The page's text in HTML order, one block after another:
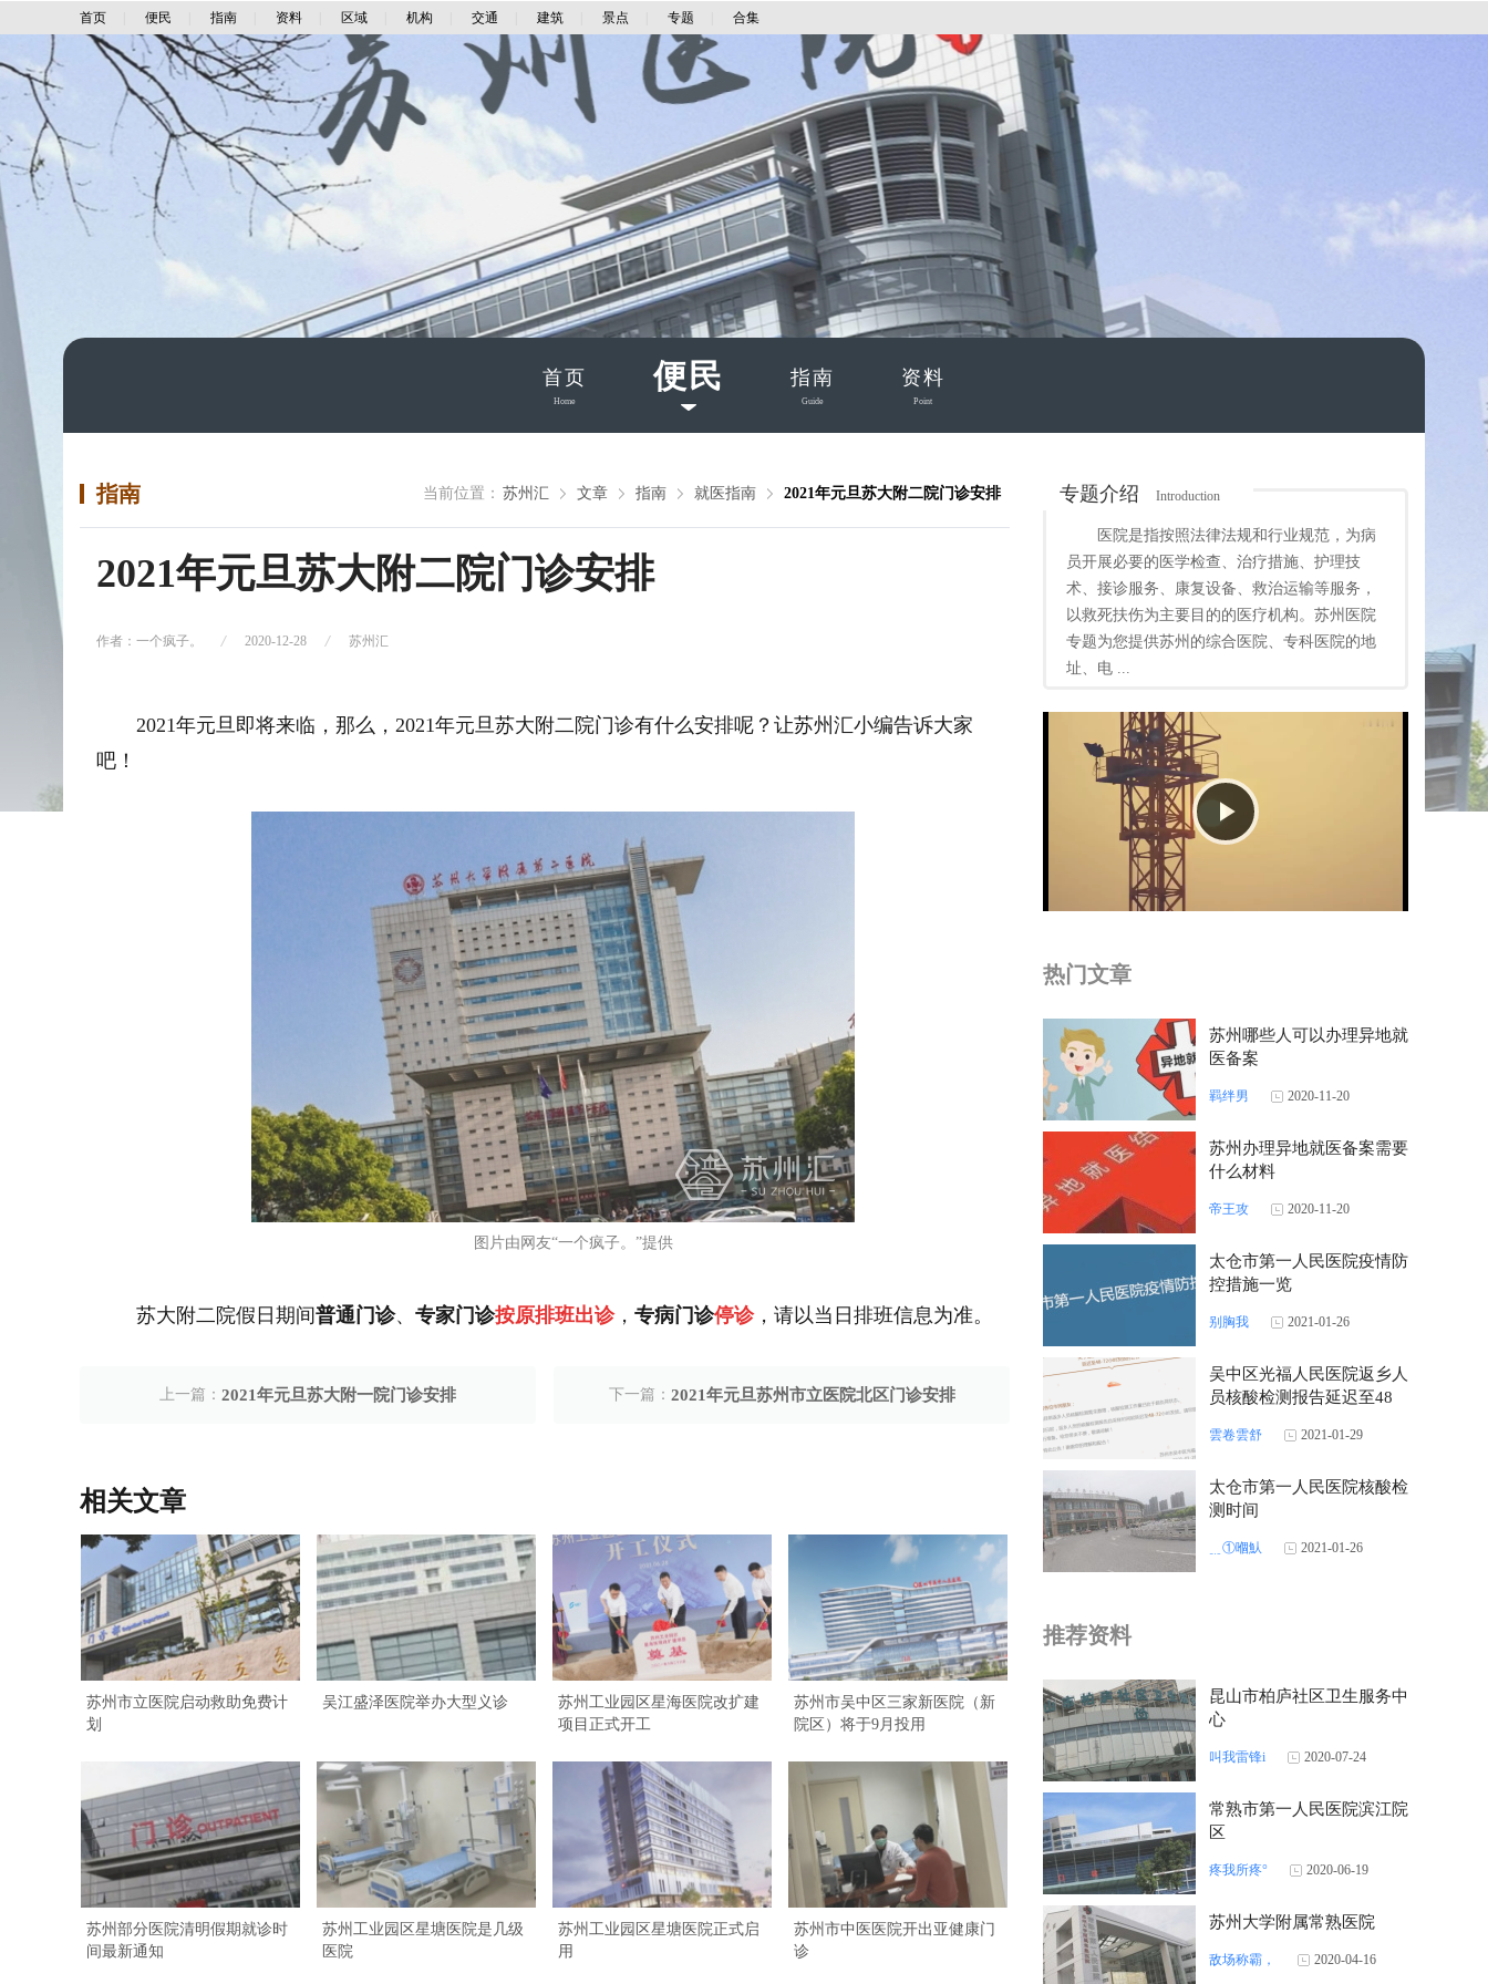
首页 便民 指南 资料 区域 机构 交通 建筑 景点 专题 合集
首页
Home
便民 指南
Guide
资料
Point
指南 当前位置： 苏州汇 文章 指南 就医指南 2021年元旦苏大附二院门诊安排
2021年元旦苏大附二院门诊安排
作者：一个疯子。 2020-12-28 苏州汇
2021年元旦即将来临，那么，2021年元旦苏大附二院门诊有什么安排呢？让苏州汇小编告诉大家
吧！
图片由网友“一个疯子。”提供
苏大附二院假日期间普通门诊、 专家门诊按原排班出诊， 专病门诊停诊，请以当日排班信息为准。
上一篇： 2021年元旦苏大附一院门诊安排 下一篇： 2021年元旦苏州市立医院北区门诊安排
相关文章
苏州市立医院启动救助免费计
划
吴江盛泽医院举办大型义诊
苏州工业园区星海医院改扩建
项目正式开工
苏州市吴中区三家新医院（新
院区）将于9月投用
苏州部分医院清明假期就诊时
间最新通知
苏州工业园区星塘医院是几级
医院
苏州工业园区星塘医院正式启
用
苏州市中医医院开出亚健康门
诊
专题介绍 Introduction
医院是指按照法律法规和行业规范，为病
员开展必要的医学检查、治疗措施、护理技
术、接诊服务、康复设备、救治运输等服务，
以救死扶伤为主要目的的医疗机构。苏州医院
专题为您提供苏州的综合医院、专科医院的地
址、电 ...
Play
热门文章
苏州哪些人可以办理异地就
医备案
羁绊男 2020-11-20
苏州办理异地就医备案需要
什么材料
帝王攻 2020-11-20
太仓市第一人民医院疫情防
控措施一览
别胸我 2021-01-26
吴中区光福人民医院返乡人
员核酸检测报告延迟至48
雲卷雲舒 2021-01-29
太仓市第一人民医院核酸检
测时间
﹎①嗰魜 2021-01-26
推荐资料
昆山市柏庐社区卫生服务中
心
叫我雷锋i 2020-07-24
常熟市第一人民医院滨江院
区
疼我所疼° 2020-06-19
苏州大学附属常熟医院
敌场称霸， 2020-04-16